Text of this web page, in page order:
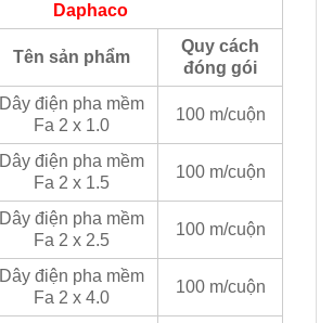
Daphaco
Tên sản phẩm
Quy cách
đóng gói
Dây điện pha mềm
Fa 2 x 1.0
100 m/cuộn
Dây điện pha mềm
Fa 2 x 1.5
100 m/cuộn
Dây điện pha mềm
Fa 2 x 2.5
100 m/cuộn
Dây điện pha mềm
Fa 2 x 4.0
100 m/cuộn